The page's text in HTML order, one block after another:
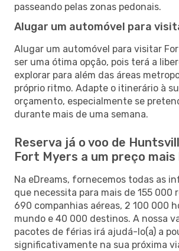
passeando pelas zonas pedonais.
Alugar um automóvel para
Alugar um automóvel para visitar
ser uma ótima opção, pois terá a
explorar para além das áreas
próprio ritmo. Adapte o itinerário à
orçamento, especialmente se
durante mais de uma semana.
Reserva já o voo de
Fort Myers a um preço mais
Na eDreams, fornecemos todas as
que necessita para mais de 155 000
690 companhias aéreas, 2 100 000
mundo e 40 000 destinos. A nossa
pacotes de férias irá ajudá-lo(a) a
significativamente na sua próxima